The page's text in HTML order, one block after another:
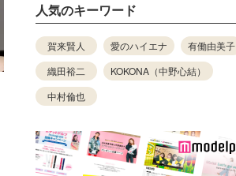
人気のキーワード
賀来賢人 愛のハイエナ
有働由美子
織田裕二
KOKONA（中野心結）
中村倫也